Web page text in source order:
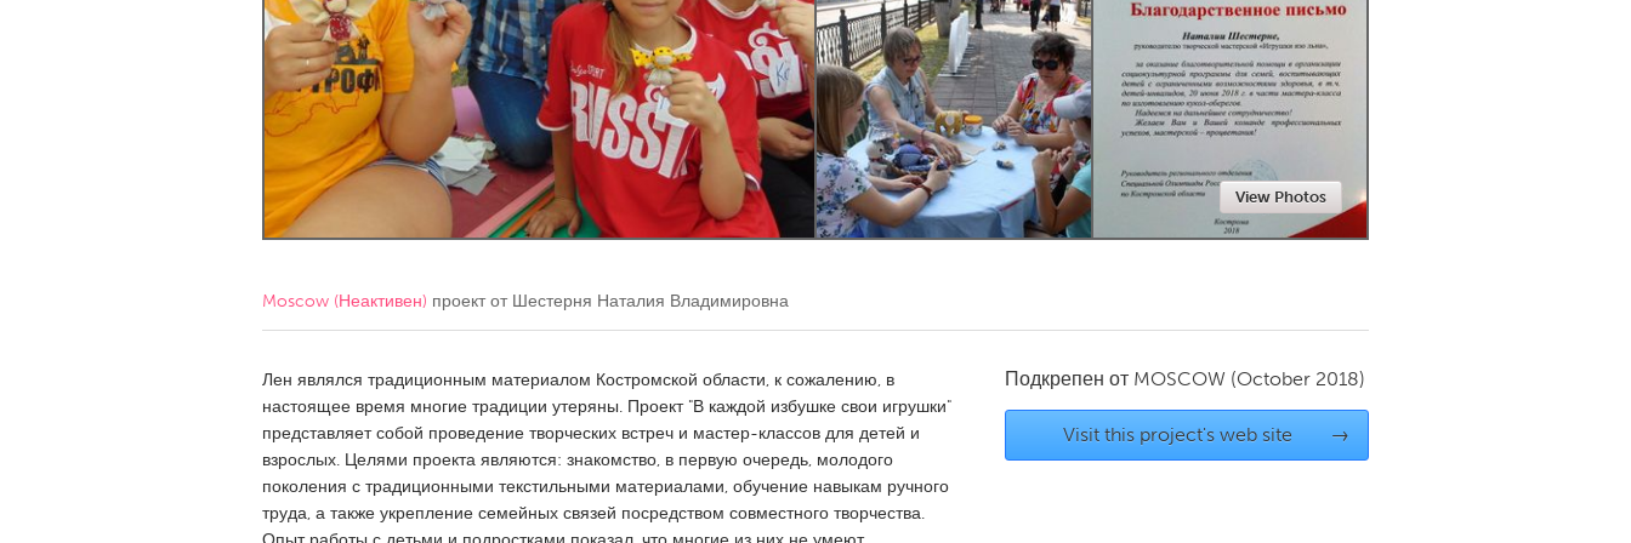
Amherstburg Kingston Kitchener-Waterloo New Glasgow
Newmarket
Ottawa
South Shore Toronto
MALAYSIA
Kuala Lumpur
NETHERLANDS
Qatar
SINGAPORE
Singapore
View Photos
Moscow (Неактивен) проект от Шестерня Наталия Владимировна
Лен являлся традиционным материалом Костромской области, к сожалению, в
настоящее время многие традиции утеряны. Проект "В каждой избушке свои игрушки"
представляет собой проведение творческих встреч и мастер-классов для детей и
взрослых. Целями проекта являются: знакомство, в первую очередь, молодого
поколения с традиционными текстильными материалами, обучение навыкам ручного
труда, а также укрепление семейных связей посредством совместного творчества.
Подкрепен от MOSCOW (October 2018)
Visit this project's web site →